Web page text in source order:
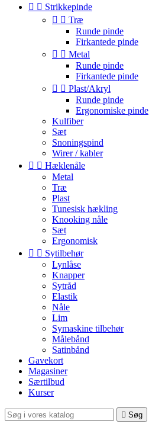
  Strikkepinde
  Træ
Runde pinde
Firkantede pinde
  Metal
Runde pinde
Firkantede pinde
  Plast/Akryl
Runde pinde
Ergonomiske pinde
Kulfiber
Sæt
Snoningspind
Wirer / kabler
  Hæklenåle
Metal
Træ
Plast
Tunesisk hækling
Knooking nåle
Sæt
Ergonomisk
  Sytilbehør
Lynlåse
Knapper
Sytråd
Elastik
Nåle
Lim
Symaskine tilbehør
Målebånd
Satinbånd
Gavekort
Magasiner
Særtilbud
Kurser
 Søg